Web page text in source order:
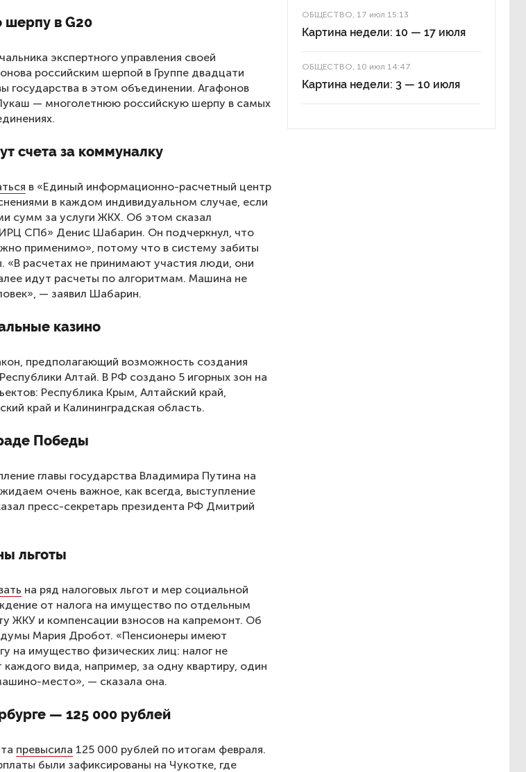
шерпу в G20
экспертного управления своей
российским шерпой в Группе двадцати
государства в этом объединении. Агафонов
— многолетнюю российскую шерпу в самых
счета за коммуналку
в «Единый информационно-расчетный центр
в каждом индивидуальном случае, если
сумм за услуги ЖКХ. Об этом сказал
СПб» Денис Шабарин. Он подчеркнул, что
применимо», потому что в систему забиты
«В расчетах не принимают участия люди, они
идут расчеты по алгоритмам. Машина не
— заявил Шабарин.
казино
предполагающий возможность создания
Алтай. В РФ создано 5 игорных зон на
Республика Крым, Алтайский край,
край и Калининградская область.
Победы
главы государства Владимира Путина на
очень важное, как всегда, выступление
пресс-секретарь президента РФ Дмитрий
льготы
на ряд налоговых льгот и мер социальной
от налога на имущество по отдельным
ЖКУ и компенсации взносов на капремонт. Об
Мария Дробот. «Пенсионеры имеют
на имущество физических лиц: налог не
каждого вида, например, за одну квартиру, один
место», — сказала она.
— 125 000 рублей
превысила 125 000 рублей по итогам февраля.
были зафиксированы на Чукотке, где
ОБЩЕСТВО, 17 июл 15:13
Картина недели: 10 — 17 июля
ОБЩЕСТВО, 10 июл 14:47
Картина недели: 3 — 10 июля